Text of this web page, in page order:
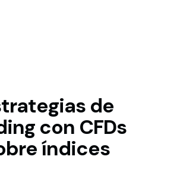
de
con CFDs
índices